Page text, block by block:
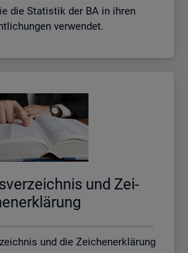
die Statistik der BA in ihren
verwendet.
und Zei­
und die Zeichenerklärung